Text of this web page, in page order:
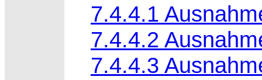
7.4.4.1
7.4.4.2
7.4.4.3